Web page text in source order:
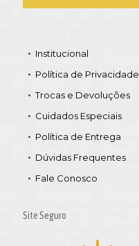
Institucional
Política de Privacidade
Trocas e Devoluções
Cuidados Especiais
Política de Entrega
Dúvidas Frequentes
Fale Conosco
Site Seguro